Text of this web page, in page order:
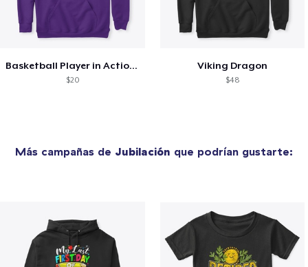
Basketball Player in Action Sports
$20
Viking Dragon
$48
Más campañas de Jubilación que podrían gustarte: